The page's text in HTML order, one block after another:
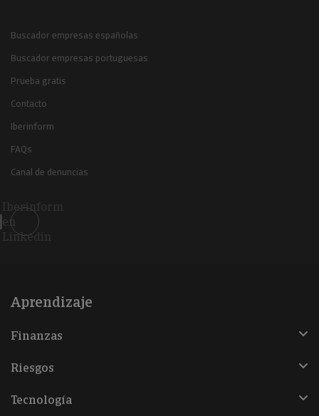
Buscador empresas españolas
Buscador empresas portuguesas
Prueba gratis
Contacto
Iberinform
FAQs
Canal de denuncias
Iberinform
en
Linkedin
Aprendizaje
Finanzas
Riesgos
Tecnología